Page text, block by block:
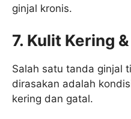
ginjal kronis.
7. Kulit Kering
Salah satu tanda ginjal
dirasakan adalah
kering dan gatal.